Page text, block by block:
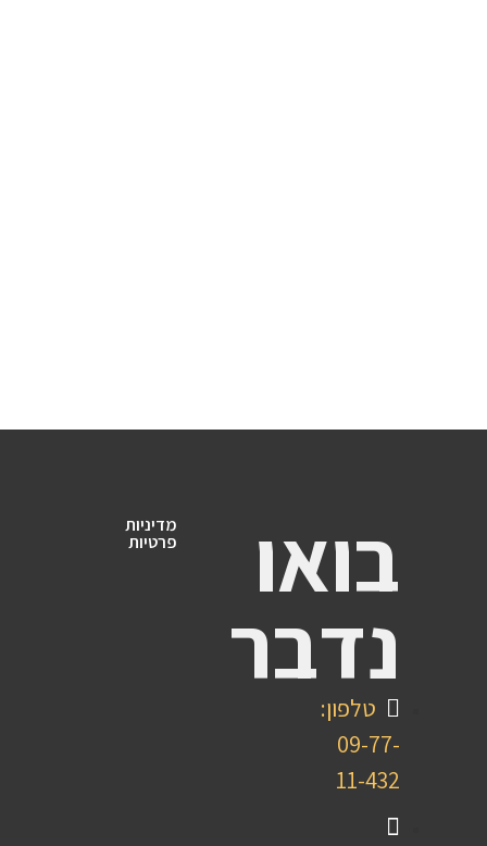
בואו
נדבר
טלפון:
09-77-
11-432
מדיניות
פרטיות